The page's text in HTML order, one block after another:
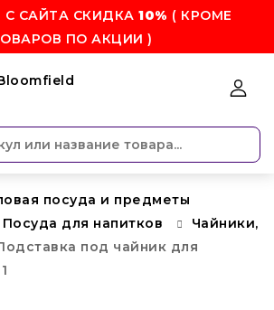
С САЙТА СКИДКА10% ( КРОМЕ
ПО АКЦИИ )
посуда и предметы
Посуда для напитков
Чайники,
под чайник для